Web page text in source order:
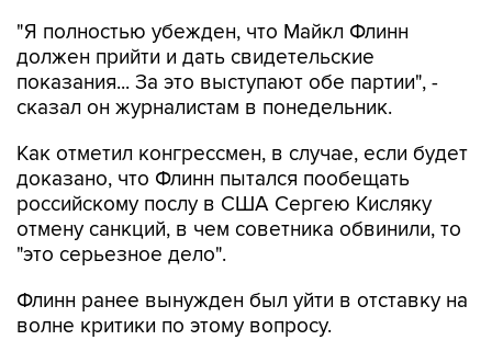
"Я полностью убежден, что Майкл Флинн
должен прийти и дать свидетельские
показания... За это выступают обе партии", -
сказал он журналистам в понедельник.
Как отметил конгрессмен, в случае, если будет
доказано, что Флинн пытался пообещать
российскому послу в США Сергею Кисляку
отмену санкций, в чем советника обвинили, то
"это серьезное дело".
Флинн ранее вынужден был уйти в отставку на
волне критики по этому вопросу.